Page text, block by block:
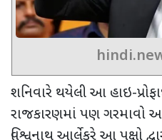
શનિવારે થયેલી આ હાઇ-
રાજકારણમાં પણ ગરમાવો
વિશ્વનાથ આર્લેકરે આ પક્ષો